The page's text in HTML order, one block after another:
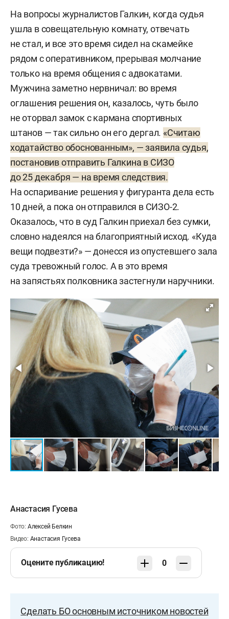
На вопросы журналистов Галкин, когда судья
ушла в совещательную комнату, отвечать
не стал, и все это время сидел на скамейке
рядом с оперативником, прерывая молчание
только на время общения с адвокатами.
Мужчина заметно нервничал: во время
оглашения решения он, казалось, чуть было
не оторвал замок с кармана спортивных
штанов — так сильно он его дергал. «Считаю
ходатайство обоснованным», — заявила судья,
постановив отправить Галкина в СИЗО
до 25 декабря — на время следствия.
На оспаривание решения у фигуранта дела есть
10 дней, а пока он отправился в СИЗО-2.
Оказалось, что в суд Галкин приехал без сумки,
словно надеялся на благоприятный исход. «Куда
вещи подвезти?» — донесся из опустевшего зала
суда тревожный голос. А в это время
на запястьях полковника застегнули наручники.
Анастасия Гусева
Фото: Алексей Белкин
Видео: Анастасия Гусева
Оцените публикацию! 0
Сделать БО основным источником новостей